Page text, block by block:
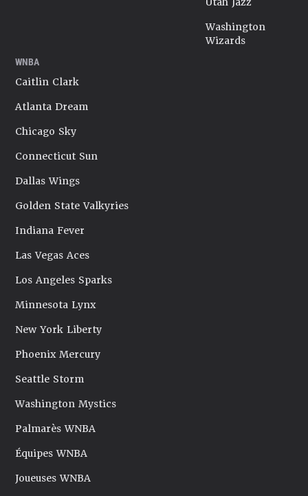
Washington
Wizards
WNBA
Caitlin Clark
Atlanta Dream
Chicago Sky
Connecticut Sun
Dallas Wings
Golden State Valkyries
Indiana Fever
Las Vegas Aces
Los Angeles Sparks
Minnesota Lynx
New York Liberty
Phoenix Mercury
Seattle Storm
Washington Mystics
Palmarès WNBA
Équipes WNBA
Joueuses WNBA